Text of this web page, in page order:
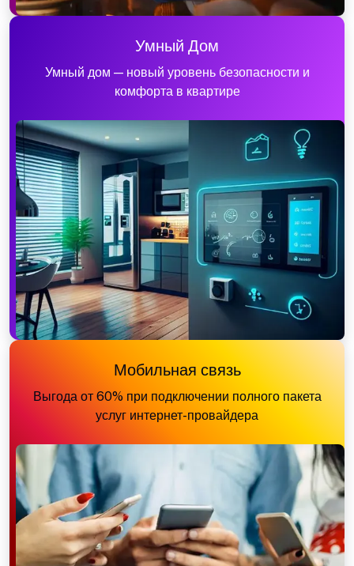
Умный Дом
Умный дом — новый уровень безопасности и
комфорта в квартире
Мобильная связь
Выгода от 60% при подключении полного пакета
услуг интернет-провайдера